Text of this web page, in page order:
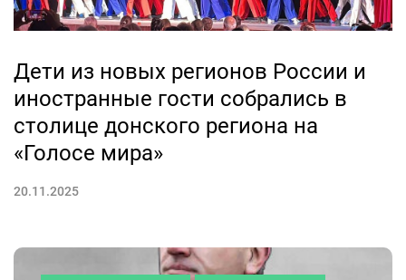
Дети из новых регионов России и
иностранные гости собрались в
столице донского региона на
«Голосе мира»
20.11.2025